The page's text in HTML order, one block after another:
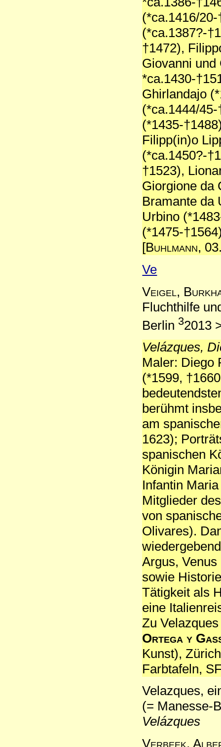
(*ca.1416/
(*ca.1387?-
†1472),
Giovanni und
*ca.1430-
Ghirlandajo
(*ca.1444/
(*1435-
Filipp(in)o
(*ca.1450?-
†1523),
Giorgione da
Bramante da
Urbino
(*1475-
[Buhlmann,
Ve
Veigel,
Fluchthilfe
Berlin 32013
Velázques,
Maler: Diego
(*1599,
berühmt
am
1623);
spanischen
Königin
Infantin
Mitglieder
von
Olivares).
Argus,
sowie
Tätigkeit als
eine
Zu
Ortega y
Kunst),
Farbtafeln,
Velazques,
(= Manesse-
Velázques
Verbeek,